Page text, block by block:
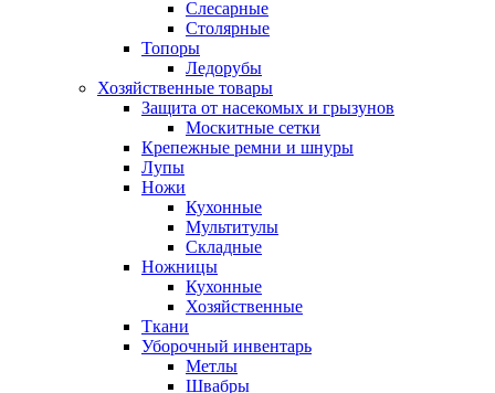
Слесарные
Столярные
Топоры
Ледорубы
Хозяйственные товары
Защита от насекомых и грызунов
Москитные сетки
Крепежные ремни и шнуры
Лупы
Ножи
Кухонные
Мультитулы
Складные
Ножницы
Кухонные
Хозяйственные
Ткани
Уборочный инвентарь
Метлы
Швабры